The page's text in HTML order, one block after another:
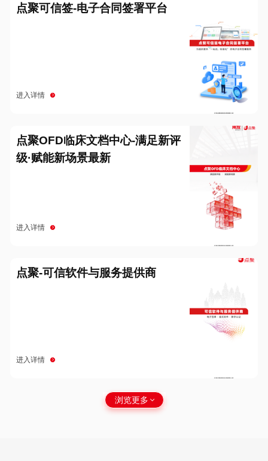
点聚可信签-电子合同签署平台
进入详情
点聚OFD临床文档中心-满足新评
级·赋能新场景最新
进入详情
点聚-可信软件与服务提供商
进入详情
浏览更多